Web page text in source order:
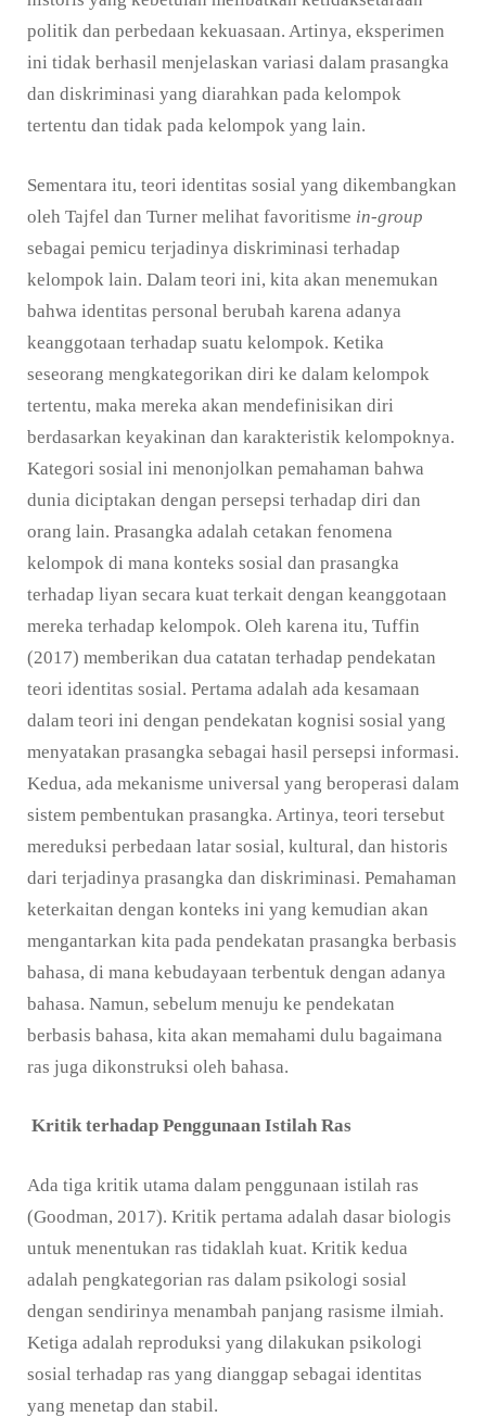
politik dan perbedaan kekuasaan. Artinya, eksperimen
ini tidak berhasil menjelaskan variasi dalam prasangka
dan diskriminasi yang diarahkan pada kelompok
tertentu dan tidak pada kelompok yang lain.
Sementara itu, teori identitas sosial yang dikembangkan
oleh Tajfel dan Turner melihat favoritisme in-group
sebagai pemicu terjadinya diskriminasi terhadap
kelompok lain. Dalam teori ini, kita akan menemukan
bahwa identitas personal berubah karena adanya
keanggotaan terhadap suatu kelompok. Ketika
seseorang mengkategorikan diri ke dalam kelompok
tertentu, maka mereka akan mendefinisikan diri
berdasarkan keyakinan dan karakteristik kelompoknya.
Kategori sosial ini menonjolkan pemahaman bahwa
dunia diciptakan dengan persepsi terhadap diri dan
orang lain. Prasangka adalah cetakan fenomena
kelompok di mana konteks sosial dan prasangka
terhadap liyan secara kuat terkait dengan keanggotaan
mereka terhadap kelompok. Oleh karena itu, Tuffin
(2017) memberikan dua catatan terhadap pendekatan
teori identitas sosial. Pertama adalah ada kesamaan
dalam teori ini dengan pendekatan kognisi sosial yang
menyatakan prasangka sebagai hasil persepsi informasi.
Kedua, ada mekanisme universal yang beroperasi dalam
sistem pembentukan prasangka. Artinya, teori tersebut
mereduksi perbedaan latar sosial, kultural, dan historis
dari terjadinya prasangka dan diskriminasi. Pemahaman
keterkaitan dengan konteks ini yang kemudian akan
mengantarkan kita pada pendekatan prasangka berbasis
bahasa, di mana kebudayaan terbentuk dengan adanya
bahasa. Namun, sebelum menuju ke pendekatan
berbasis bahasa, kita akan memahami dulu bagaimana
ras juga dikonstruksi oleh bahasa.
Kritik terhadap Penggunaan Istilah Ras
Ada tiga kritik utama dalam penggunaan istilah ras
(Goodman, 2017). Kritik pertama adalah dasar biologis
untuk menentukan ras tidaklah kuat. Kritik kedua
adalah pengkategorian ras dalam psikologi sosial
dengan sendirinya menambah panjang rasisme ilmiah.
Ketiga adalah reproduksi yang dilakukan psikologi
sosial terhadap ras yang dianggap sebagai identitas
yang menetap dan stabil.